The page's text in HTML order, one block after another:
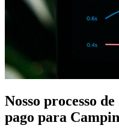
Nosso processo
pago para